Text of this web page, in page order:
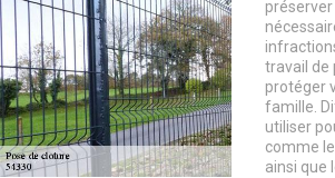
travail de
protéger
famille.
utiliser
comme
ainsi que